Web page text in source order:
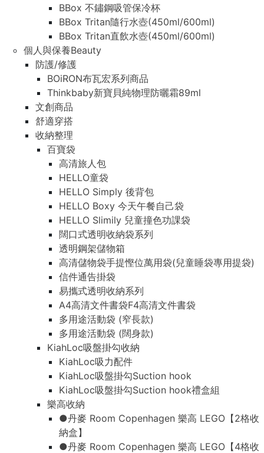
BBox 不鏽鋼吸管保冷杯
BBox Tritan隨行水壺(450ml/600ml)
BBox Tritan直飲水壺(450ml/600ml)
個人與保養Beauty
防護/修護
BOiRON布瓦宏系列商品
Thinkbaby新寶貝純物理防曬霜89ml
文創商品
舒適穿搭
收納整理
百寶袋
高清旅人包
HELLO童袋
HELLO Simply 後背包
HELLO Boxy 今天午餐自己袋
HELLO Slimily 兒童撞色功課袋
闊口式透明收納袋系列
透明鋼架儲物箱
高清儲物袋手提慳位萬用袋(兒童睡袋專用提袋)
信件通告掛袋
易攜式透明收納系列
A4高清文件書袋F4高清文件書袋
多用途活動袋 (窄長款)
多用途活動袋 (闊身款)
KiahLoc吸盤掛勾收納
KiahLoc吸力配件
KiahLoc吸盤掛勾Suction hook
KiahLoc吸盤掛勾Suction hook禮盒組
樂高收納
●丹麥 Room Copenhagen 樂高 LEGO【2格收
納盒】
●丹麥 Room Copenhagen 樂高 LEGO【4格收